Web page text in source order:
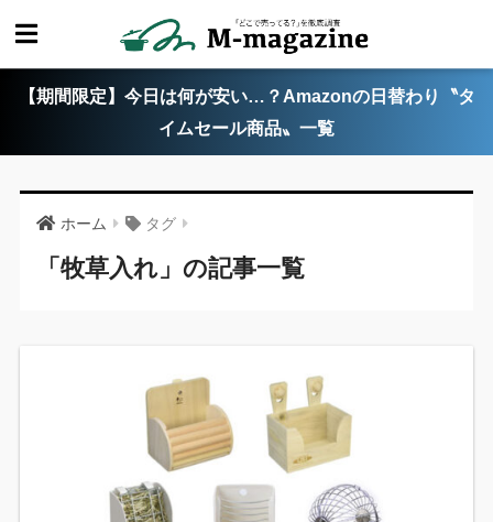
【期間限定】今日は何が安い…？Amazonの日替わり〝タ
イムセール商品〟一覧
ホーム タグ
「牧草入れ」の記事一覧